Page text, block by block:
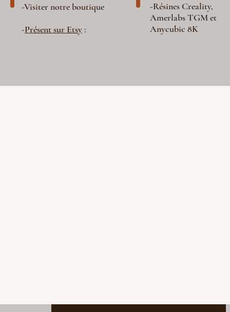
-Visiter notre boutique
-Présent sur Etsy :
-Résines Creality,
Amerlabs TGM et
Anycubic 8K